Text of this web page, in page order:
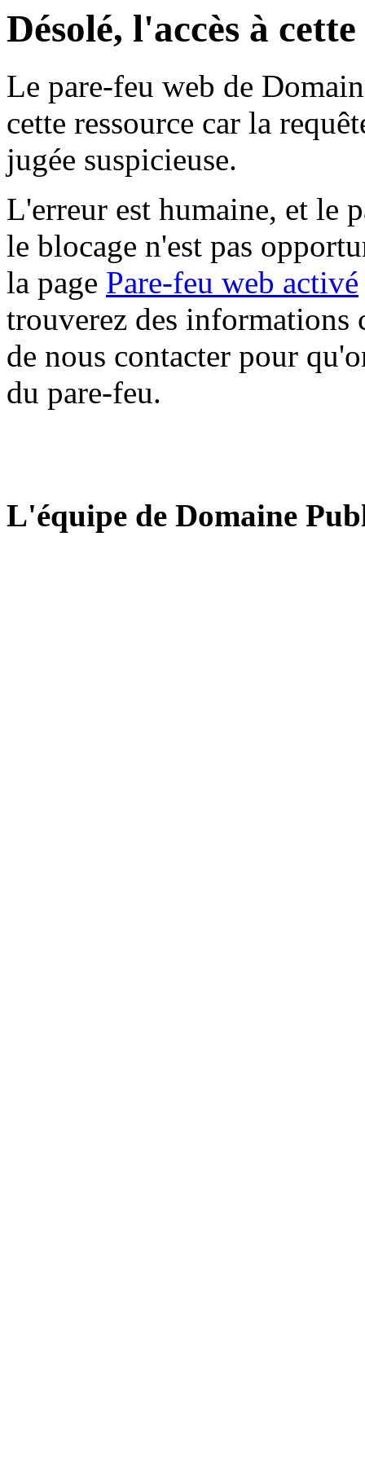
Désolé, l'accès à
Le pare-feu web de
cette ressource car la
jugée suspicieuse.
L'erreur est humaine, et le
le blocage n'est pas
la page Pare-feu web activé
trouverez des informations
de nous contacter pour
du pare-feu.
L'équipe de Domaine